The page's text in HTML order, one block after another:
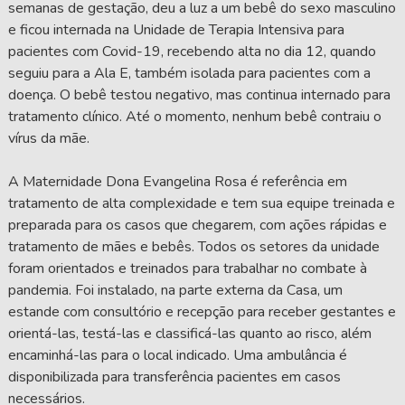
semanas de gestação, deu a luz a um bebê do sexo masculino
e ficou internada na Unidade de Terapia Intensiva para
pacientes com Covid-19, recebendo alta no dia 12, quando
seguiu para a Ala E, também isolada para pacientes com a
doença. O bebê testou negativo, mas continua internado para
tratamento clínico. Até o momento, nenhum bebê contraiu o
vírus da mãe.
A Maternidade Dona Evangelina Rosa é referência em
tratamento de alta complexidade e tem sua equipe treinada e
preparada para os casos que chegarem, com ações rápidas e
tratamento de mães e bebês. Todos os setores da unidade
foram orientados e treinados para trabalhar no combate à
pandemia. Foi instalado, na parte externa da Casa, um
estande com consultório e recepção para receber gestantes e
orientá-las, testá-las e classificá-las quanto ao risco, além
encaminhá-las para o local indicado. Uma ambulância é
disponibilizada para transferência pacientes em casos
necessários.